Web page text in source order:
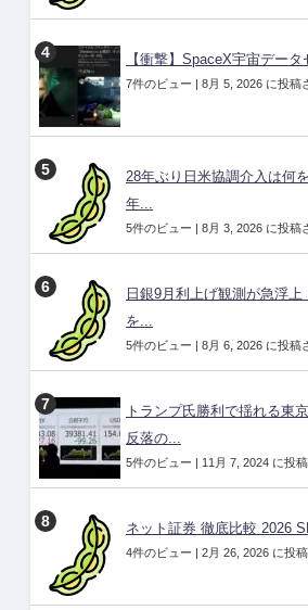
【衝撃】SpaceX宇宙デー
7件のビュー | 8月 5, 2026 に投稿
28年ぶり日米協調介入は何
年...
5件のビュー | 8月 3, 2026 に投稿
日銀9月利上げ観測が急浮
を...
5件のビュー | 8月 6, 2026 に投稿
トランプ氏勝利で揺れる東
反落の...
5件のビュー | 11月 7, 2024 に投
ネット証券 徹底比較 2026
4件のビュー | 2月 26, 2026 に投